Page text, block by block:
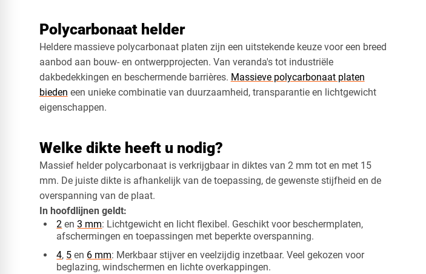
Polycarbonaat helder
Heldere massieve polycarbonaat platen zijn een uitstekende keuze voor een breed
aanbod aan bouw- en ontwerpprojecten. Van veranda's tot industriële
dakbedekkingen en beschermende barrières. Massieve polycarbonaat platen
bieden een unieke combinatie van duurzaamheid, transparantie en lichtgewicht
eigenschappen.
Welke dikte heeft u nodig?
Massief helder polycarbonaat is verkrijgbaar in diktes van ​2 mm tot en met 15
mm. De juiste dikte is afhankelijk van de toepassing, de gewenste stijfheid en de
overspanning van de plaat.
In hoofdlijnen geldt:
2 en3 mm: Lichtgewicht en licht flexibel. Geschikt voor beschermplaten,
afschermingen en toepassingen met beperkte overspanning.
4, 5 en 6 mm: Merkbaar stijver en veelzijdig inzetbaar. Veel gekozen voor
beglazing, windschermen en lichte overkappingen.